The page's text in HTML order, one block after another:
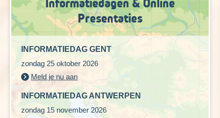
Presentaties
INFORMATIEDAG GENT
zondag 25 oktober 2026
Meld je nu aan
INFORMATIEDAG ANTWERPEN
zondag 15 november 2026